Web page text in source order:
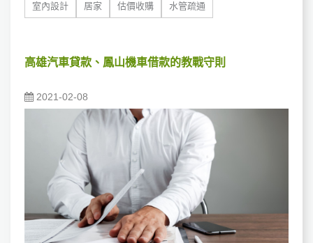
室內設計 居家 估價收購 水管疏通
高雄汽車貸款、鳳山機車借款的教戰守則
2021-02-08